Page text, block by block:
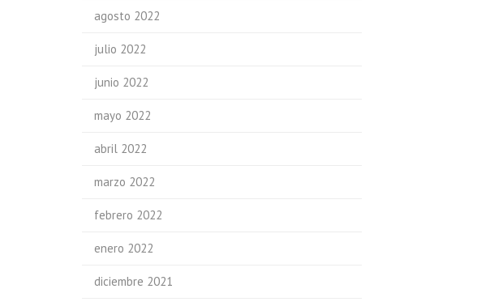
agosto 2022
julio 2022
junio 2022
mayo 2022
abril 2022
marzo 2022
febrero 2022
enero 2022
diciembre 2021